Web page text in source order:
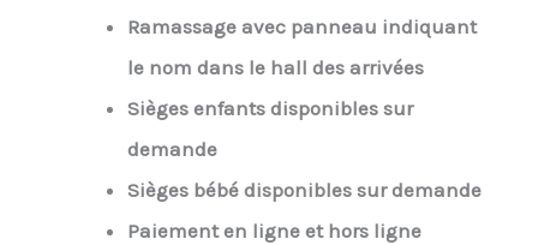
Ramassage avec panneau indiquant
le nom dans le hall des arrivées
Sièges enfants disponibles sur
demande
Sièges bébé disponibles sur demande
Paiement en ligne et hors ligne